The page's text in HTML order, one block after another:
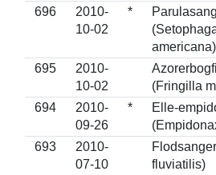
696
2010-
10-02
*
americana)
695
2010-
10-02
(Fringilla
694
2010-
09-26
*
Elle-
693
2010-
07-10
fluviatilis)